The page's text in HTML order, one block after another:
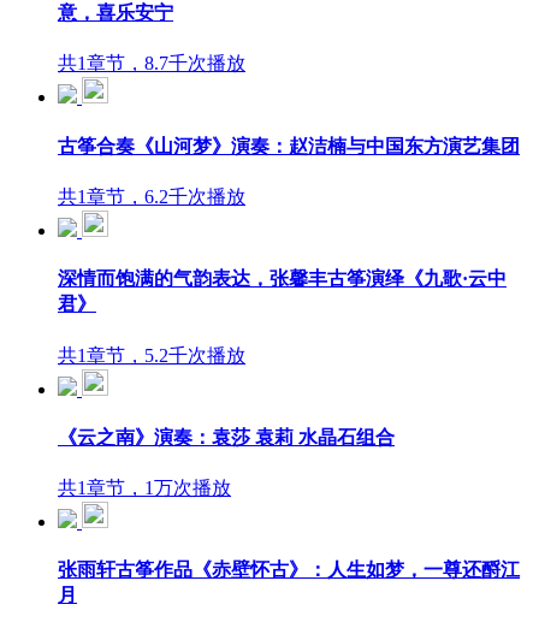
意，喜乐安宁
共1章节，8.7千次播放
古筝合奏《山河梦》演奏：赵洁楠与中国东方演艺集团
共1章节，6.2千次播放
深情而饱满的气韵表达，张馨丰古筝演绎《九歌·云中
君》
共1章节，5.2千次播放
《云之南》演奏：袁莎 袁莉 水晶石组合
共1章节，1万次播放
张雨轩古筝作品《赤壁怀古》：人生如梦，一尊还酹江
月